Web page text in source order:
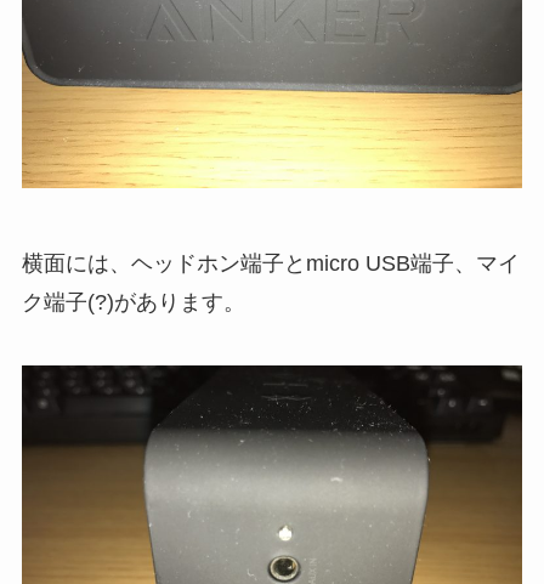
横面には、ヘッドホン端子とmicro USB端子、マイ
ク端子(?)があります。